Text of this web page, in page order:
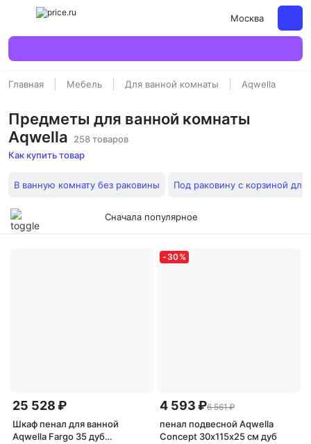
Москва
Главная Мебель Для ванной комнаты Aqwella
Предметы для ванной комнаты
Aqwella
258 товаров
Как купить товар
В ванную комнату без раковины Под раковину с корзиной для
Сначала популярное
25 528 ₽
Шкаф пенал для ванной
Aqwella Fargo 35 дуб
- 30%
4 593 ₽6 561 ₽
пенал подвесной Aqwella
Concept 30х115х25 см дуб